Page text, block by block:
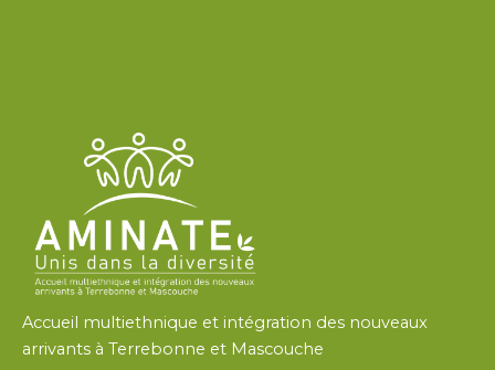
Accueil multiethnique et intégration des nouveaux
arrivants à Terrebonne et Mascouche